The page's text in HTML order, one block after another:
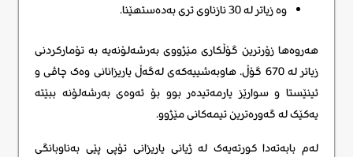
وە زیاتر لە 30 نازناوی تری بەدەستهێنا.
هەروەها زۆرترین گۆڵکاری مێژووی بەرشەلۆنەیە بە تۆمارکردنی
زیاتر لە 670 گۆڵ. هاوبەشییەکەی لەگەڵ یاریزانانی وەک چاڤی و
ئینێستا و سوارێز یارمەتیدەر بوو بۆ ئەوەی بەرشەلۆنە ببێتە
یەکێک لە گەورەترین تیمەکانی مێژوو.
لەم بابەتەدا کورتەیەک لە ژیانی یاریزانی تۆپی پێی بەناوبانگی